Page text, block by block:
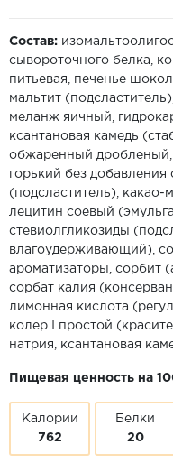
Состав:
сывороточного белка,
питьевая, печенье
мальтит
меланж яичный,
ксантановая камедь
обжаренный
горький без добавления
(подсластитель), какао-
лецитин соевый
стевиолгликозиды
влагоудерживающий),
ароматизаторы, сорбит
сорбат калия
лимонная кислота
колер I простой
натрия, ксантановая
Пищевая ценность на
Калории
762
Белки
20